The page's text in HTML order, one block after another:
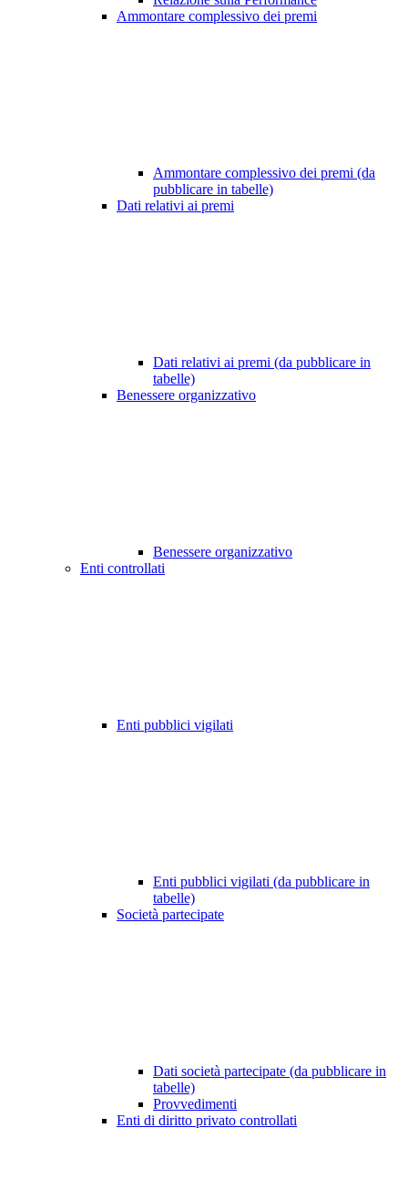
Ammontare complessivo dei premi
Ammontare complessivo dei premi (da
pubblicare in tabelle)
Dati relativi ai premi
Dati relativi ai premi (da pubblicare in
tabelle)
Benessere organizzativo
Benessere organizzativo
Enti controllati
Enti pubblici vigilati
Enti pubblici vigilati (da pubblicare in
tabelle)
Società partecipate
Dati società partecipate (da pubblicare in
tabelle)
Provvedimenti
Enti di diritto privato controllati